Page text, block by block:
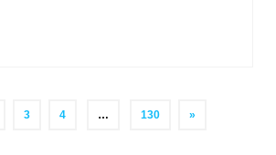
3 4 … 130 »